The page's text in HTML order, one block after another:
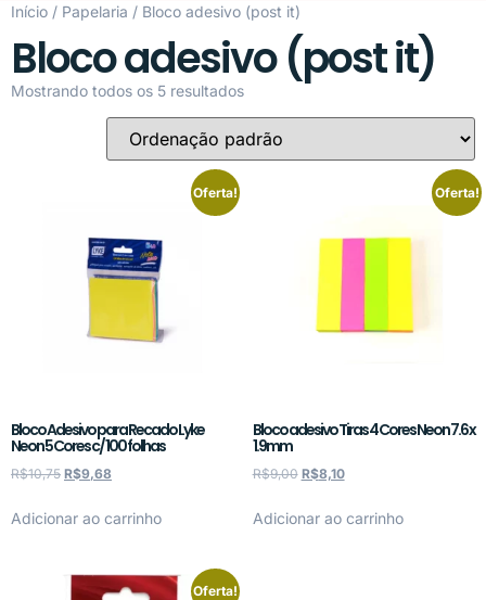
Início / Papelaria / Bloco adesivo (post it)
Bloco adesivo (post it)
Mostrando todos os 5 resultados
Oferta!
Bloco Adesivo para Recado Lyke
Neon 5 Cores c/ 100 folhas
R$10,75 R$9,68
Adicionar ao carrinho
Oferta!
Bloco adesivo Tiras 4 Cores Neon 7.6 x
1.9mm
R$9,00 R$8,10
Adicionar ao carrinho
Oferta!